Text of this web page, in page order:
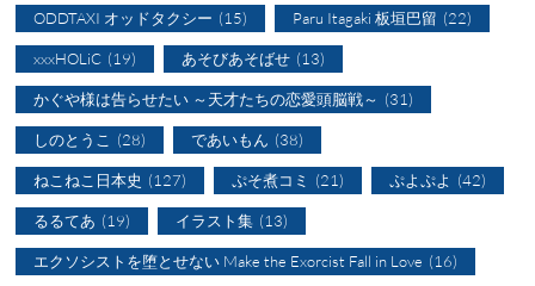
ODDTAXI オッドタクシー (15) Paru Itagaki 板垣巴留 (22)
xxxHOLiC (19) あそびあそばせ (13)
かぐや様は告らせたい ～天才たちの恋愛頭脳戦～ (31)
しのとうこ (28) であいもん (38)
ねこねこ日本史 (127) ぷそ煮コミ (21) ぷよぷよ (42)
るるてあ (19) イラスト集 (13)
エクソシストを堕とせない Make the Exorcist Fall in Love (16)